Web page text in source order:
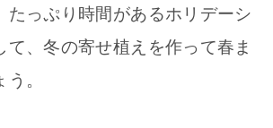
たっぷり時間があるホリデーシ
て、冬の寄せ植えを作って春ま
。